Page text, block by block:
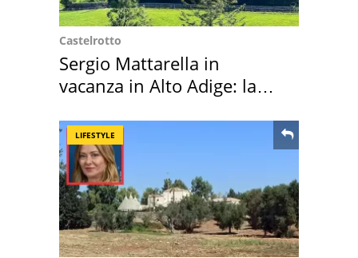
Castelrotto
Sergio Mattarella in
vacanza in Alto Adige: la
LIFESTYLE